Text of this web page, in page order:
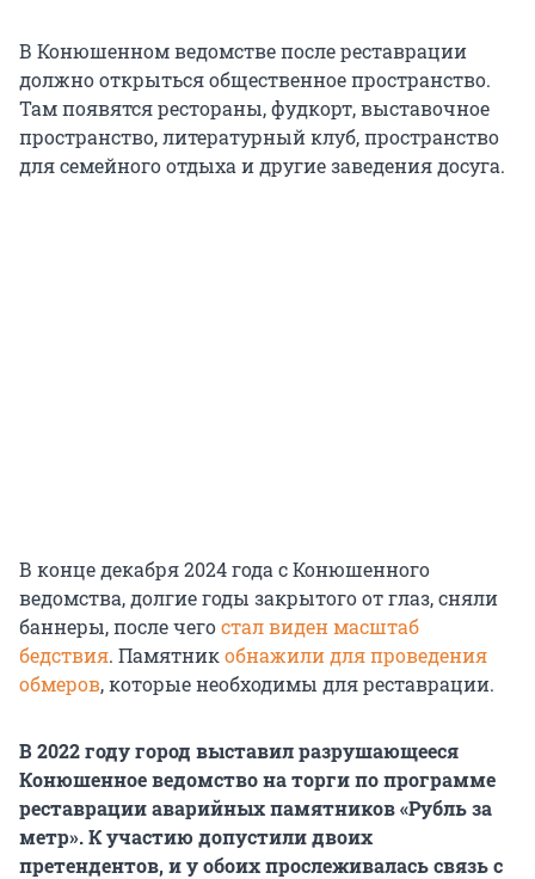
В Конюшенном ведомстве после реставрации
должно открыться общественное пространство.
Там появятся рестораны, фудкорт, выставочное
пространство, литературный клуб, пространство
для семейного отдыха и другие заведения досуга.
В конце декабря 2024 года с Конюшенного
ведомства, долгие годы закрытого от глаз, сняли
баннеры, после чегостал виден масштаб
бедствия. Памятникобнажили для проведения
обмеров, которые необходимы для реставрации.
В 2022 году город выставил разрушающееся
Конюшенное ведомство на торги по программе
реставрации аварийных памятников «Рубль за
метр». К участию допустили двоих
претендентов, и у обоих прослеживалась связь с